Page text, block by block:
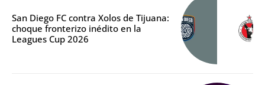
San Diego FC contra Xolos de Tijuana:
choque fronterizo inédito en la
Leagues Cup 2026